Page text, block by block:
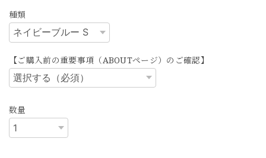
種類
【ご購入前の重要事項（ABOUTページ）のご確認】
数量